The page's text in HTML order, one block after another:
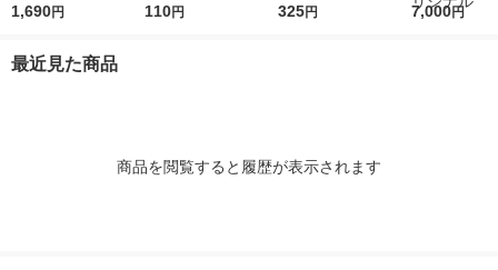
(R) 幅600mm×42m巻
1,690円
パック（20枚入） 今
110円
法：縦24cm×横17cm
325円
法：縦20cm×
7,000円
最近見た商品
商品を閲覧すると履歴が表示されます